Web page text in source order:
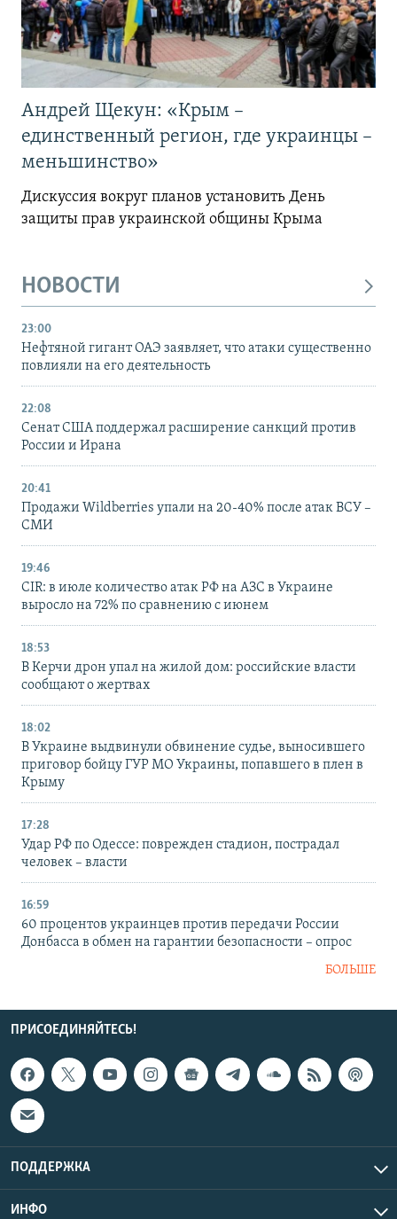
Андрей Щекун: «Крым –
единственный регион, где украинцы –
меньшинство»
Дискуссия вокруг планов установить День
защиты прав украинской общины Крыма
НОВОСТИ
23:00
Нефтяной гигант ОАЭ заявляет, что атаки существенно
повлияли на его деятельность
22:08
Сенат США поддержал расширение санкций против
России и Ирана
20:41
Продажи Wildberries упали на 20-40% после атак ВСУ –
СМИ
19:46
CIR: в июле количество атак РФ на АЗС в Украине
выросло на 72% по сравнению с июнем
18:53
В Керчи дрон упал на жилой дом: российские власти
сообщают о жертвах
18:02
В Украине выдвинули обвинение судье, выносившего
приговор бойцу ГУР МО Украины, попавшего в плен в
Крыму
17:28
Удар РФ по Одессе: поврежден стадион, пострадал
человек – власти
16:59
60 процентов украинцев против передачи России
Донбасса в обмен на гарантии безопасности – опрос
БОЛЬШЕ
ПРИСОЕДИНЯЙТЕСЬ!
ПОДДЕРЖКА
ИНФО